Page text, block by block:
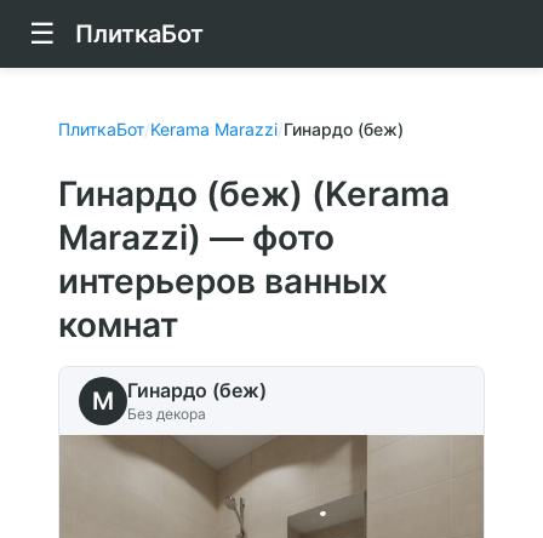
☰ ПлиткаБот
ПлиткаБот/Kerama Marazzi/Гинардо (беж)
Гинардо (беж) (Kerama
Marazzi) — фото
интерьеров ванных
комнат
M Гинардо (беж)
Без декора